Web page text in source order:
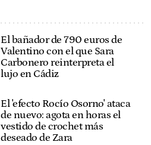
El bañador de 790 euros de
Valentino con el que Sara
Carbonero reinterpreta el
lujo en Cádiz
El 'efecto Rocío Osorno' ataca
de nuevo: agota en horas el
vestido de crochet más
deseado de Zara